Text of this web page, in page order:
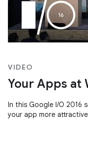
VIDEO
Your Apps at
In this Google I/O 2016
your app more